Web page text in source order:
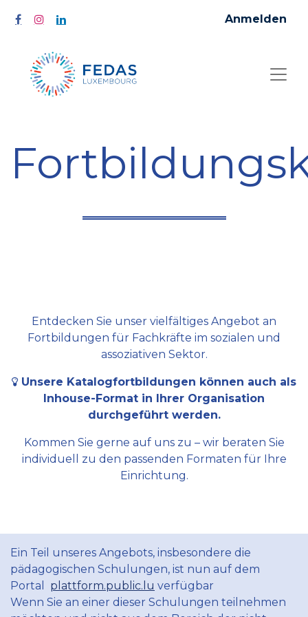
Anmelden
Entdecken Sie unser vielfältiges Angebot an
Fortbildungen für Fachkräfte im sozialen und
assoziativen Sektor.
Unsere Katalogfortbildungen können auch als
Inhouse-Format in Ihrer Organisation
durchgeführt werden.
Kommen Sie gerne auf uns zu – wir beraten Sie
individuell zu den passenden Formaten für Ihre
Einrichtung.
Ein Teil unseres Angebots, insbesondere die
pädagogischen Schulungen, ist nun auf dem
Portal plattform.public.lu verfügbar
Wenn Sie an einer dieser Schulungen teilnehmen